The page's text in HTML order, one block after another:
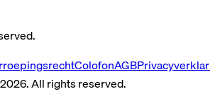
ColofonAGB
All rights reserved.